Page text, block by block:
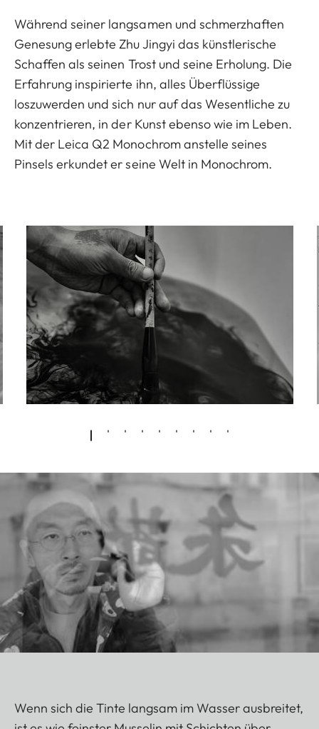
Während seiner langsamen und schmerzhaften
Genesung erlebte Zhu Jingyi das künstlerische
Schaffen als seinen Trost und seine Erholung. Die
Erfahrung inspirierte ihn, alles Überflüssige
loszuwerden und sich nur auf das Wesentliche zu
konzentrieren, in der Kunst ebenso wie im Leben.
Mit der Leica Q2 Monochrom anstelle seines
Pinsels erkundet er seine Welt in Monochrom.
Wenn sich die Tinte langsam im Wasser ausbreitet,